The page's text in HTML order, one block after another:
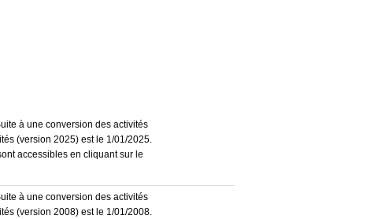
à une conversion des activités
(version 2025) est le 1/01/2025.
accessibles en cliquant sur le
à une conversion des activités
(version 2008) est le 1/01/2008.